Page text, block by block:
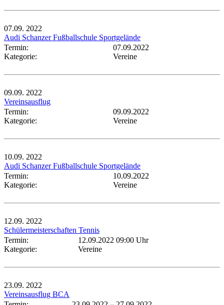
07.09. 2022
Audi Schanzer Fußballschule Sportgelände
Termin:
07.09.2022
Kategorie:
Vereine
09.09. 2022
Vereinsausflug
Termin:
09.09.2022
Kategorie:
Vereine
10.09. 2022
Audi Schanzer Fußballschule Sportgelände
Termin:
10.09.2022
Kategorie:
Vereine
12.09. 2022
Schülermeisterschaften Tennis
Termin:
12.09.2022 09:00 Uhr
Kategorie:
Vereine
23.09. 2022
Vereinsausflug BCA